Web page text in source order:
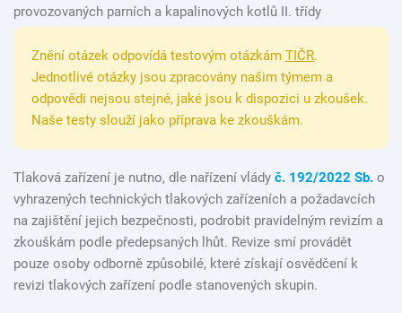
provozovaných parních a kapalinových kotlů II. třídy
Znění otázek odpovídá testovým otázkám TIČR.
Jednotlivé otázky jsou zpracovány našim týmem a
odpovědi nejsou stejné, jaké jsou k dispozici u zkoušek.
Naše testy slouží jako příprava ke zkouškám.
Tlaková zařízení je nutno, dle nařízení vlády č. 192/2022 Sb. o
vyhrazených technických tlakových zařízeních a požadavcích
na zajištění jejich bezpečnosti, podrobit pravidelným revizím a
zkouškám podle předepsaných lhůt. Revize smí provádět
pouze osoby odborně způsobilé, které získají osvědčení k
revizi tlakových zařízení podle stanovených skupin.